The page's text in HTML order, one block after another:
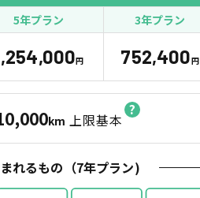
5年プラン 3年プラン
円 752,400円
km 上限基本
れるもの（7年プラン)